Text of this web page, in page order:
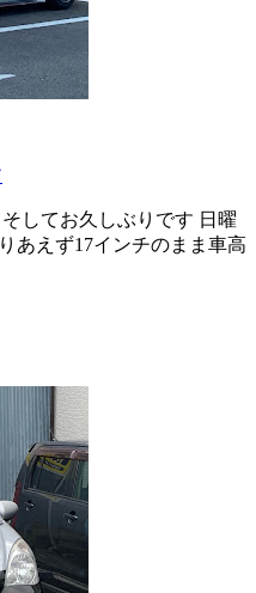
してお久しぶりです 日曜
あえず17インチのまま車高